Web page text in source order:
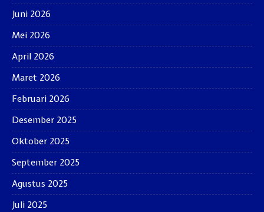
Juni 2026
Mei 2026
April 2026
Maret 2026
Februari 2026
Desember 2025
Oktober 2025
September 2025
Agustus 2025
Juli 2025